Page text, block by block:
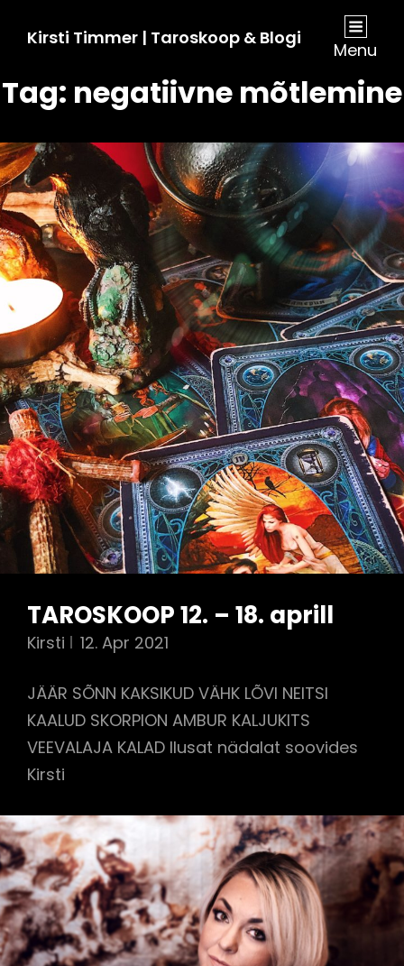
Kirsti Timmer | Taroskoop & Blogi
Menu
Tag: negatiivne mõtlemine
TAROSKOOP 12. – 18. aprill
Kirsti 12. Apr 2021
JÄÄR SÕNN KAKSIKUD VÄHK LÕVI NEITSI
KAALUD SKORPION AMBUR KALJUKITS
VEEVALAJA KALAD Ilusat nädalat soovides
Kirsti